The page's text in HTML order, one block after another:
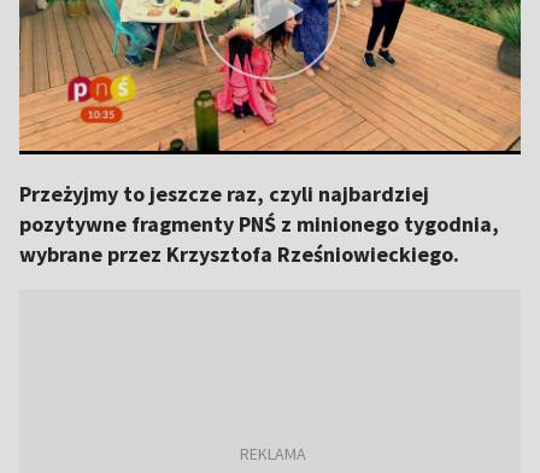
Przeżyjmy to jeszcze raz, czyli najbardziej
pozytywne fragmenty PNŚ z minionego tygodnia,
wybrane przez Krzysztofa Rześniowieckiego.